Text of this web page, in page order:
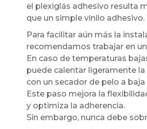
el plexiglás adhesivo resulta
que un simple vinilo adhesivo.
Para facilitar aún más la
recomendamos trabajar en
En caso de temperaturas
puede calentar ligeramente
con un secador de pelo a
Este paso mejora la
y optimiza la adherencia.
Sin embargo, nunca debe